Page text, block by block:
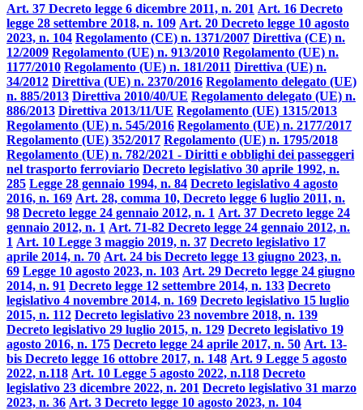
Art. 37 Decreto legge 6 dicembre 2011, n. 201 Art. 16 Decreto
legge 28 settembre 2018, n. 109 Art. 20 Decreto legge 10 agosto
2023, n. 104 Regolamento (CE) n. 1371/2007 Direttiva (CE) n.
12/2009 Regolamento (UE) n. 913/2010 Regolamento (UE) n.
1177/2010 Regolamento (UE) n. 181/2011 Direttiva (UE) n.
34/2012 Direttiva (UE) n. 2370/2016 Regolamento delegato (UE)
n. 885/2013 Direttiva 2010/40/UE Regolamento delegato (UE) n.
886/2013 Direttiva 2013/11/UE Regolamento (UE) 1315/2013
Regolamento (UE) n. 545/2016 Regolamento (UE) n. 2177/2017
Regolamento (UE) 352/2017 Regolamento (UE) n. 1795/2018
Regolamento (UE) n. 782/2021 - Diritti e obblighi dei passeggeri
nel trasporto ferroviario Decreto legislativo 30 aprile 1992, n.
285 Legge 28 gennaio 1994, n. 84 Decreto legislativo 4 agosto
2016, n. 169 Art. 28, comma 10, Decreto legge 6 luglio 2011, n.
98 Decreto legge 24 gennaio 2012, n. 1 Art. 37 Decreto legge 24
gennaio 2012, n. 1 Art. 71-82 Decreto legge 24 gennaio 2012, n.
1 Art. 10 Legge 3 maggio 2019, n. 37 Decreto legislativo 17
aprile 2014, n. 70 Art. 24 bis Decreto legge 13 giugno 2023, n.
69 Legge 10 agosto 2023, n. 103 Art. 29 Decreto legge 24 giugno
2014, n. 91 Decreto legge 12 settembre 2014, n. 133 Decreto
legislativo 4 novembre 2014, n. 169 Decreto legislativo 15 luglio
2015, n. 112 Decreto legislativo 23 novembre 2018, n. 139
Decreto legislativo 29 luglio 2015, n. 129 Decreto legislativo 19
agosto 2016, n. 175 Decreto legge 24 aprile 2017, n. 50 Art. 13-
bis Decreto legge 16 ottobre 2017, n. 148 Art. 9 Legge 5 agosto
2022, n.118 Art. 10 Legge 5 agosto 2022, n.118 Decreto
legislativo 23 dicembre 2022, n. 201 Decreto legislativo 31 marzo
2023, n. 36 Art. 3 Decreto legge 10 agosto 2023, n. 104